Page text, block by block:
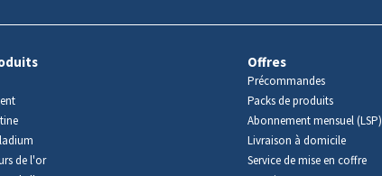
de l'or
Offres
Précommandes
Packs de produits
Abonnement mensuel (LSP)
Livraison à domicile
Service de mise en coffre